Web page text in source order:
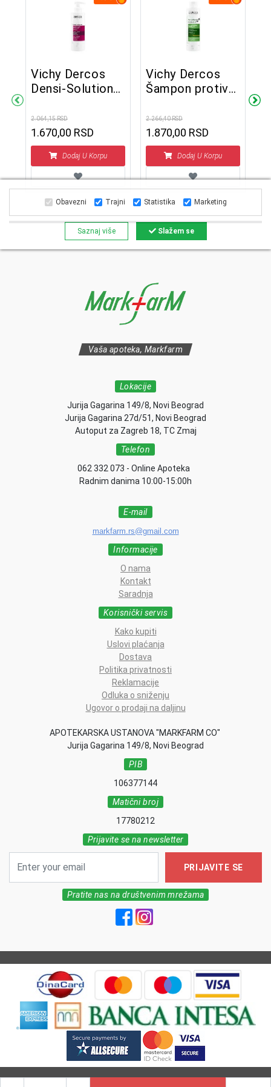
Vichy Dercos
Densi-Solutions
tanku i slabu
kosu 250 ml
2.064,15 RSD
1.670,00 RSD
Dodaj U Korpu
Vichy Dercos
Šampon protiv
kosu 200 ml
2.266,40 RSD
1.870,00 RSD
Dodaj U Korpu
Vaša apoteka, Markfarm
Lokacije
Jurija Gagarina 149/8, Novi Beograd
Jurija Gagarina 27d/51, Novi Beograd
Autoput za Zagreb 18, TC Zmaj
Telefon
062 332 073 - Online Apoteka
Radnim danima 10:00-15:00h
E-mail
markfarm.rs@gmail.com
Informacije
O nama
Kontakt
Saradnja
Korisnički servis
Kako kupiti
Uslovi plaćanja
Dostava
Politika privatnosti
Reklamacije
Odluka o sniženju
Ugovor o prodaji na daljinu
APOTEKARSKA USTANOVA "MARKFARM CO"
Jurija Gagarina 149/8, Novi Beograd
PIB
106377144
Matični broj
17780212
Prijavite se na newsletter
PRIJAVITE SE
Pratite nas na društvenim mrežama
Obavezni Trajni Statistika Marketing
Saznaj više Slažem se